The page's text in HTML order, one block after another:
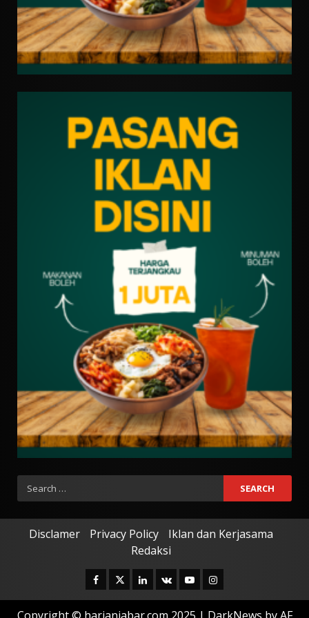
Search
for:
Disclamer Privacy Policy
Iklan dan Kerjasama
Redaksi
Facebook
TwitterLinkedin
VK YoutubeInstagram